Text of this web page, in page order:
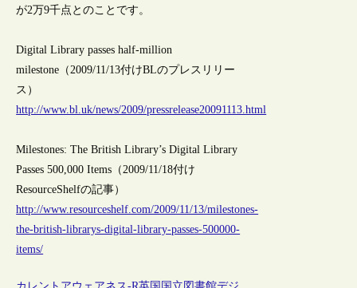
が2万9千点とのことです。
Digital Library passes half-million
milestone（2009/11/13付けBLのプレスリリー
ス）
http://www.bl.uk/news/2009/pressrelease20091113.html
Milestones: The British Library’s Digital Library
Passes 500,000 Items（2009/11/18付け
ResourceShelfの記事）
http://www.resourceshelf.com/2009/11/13/milestones-
the-british-librarys-digital-library-passes-500000-
items/